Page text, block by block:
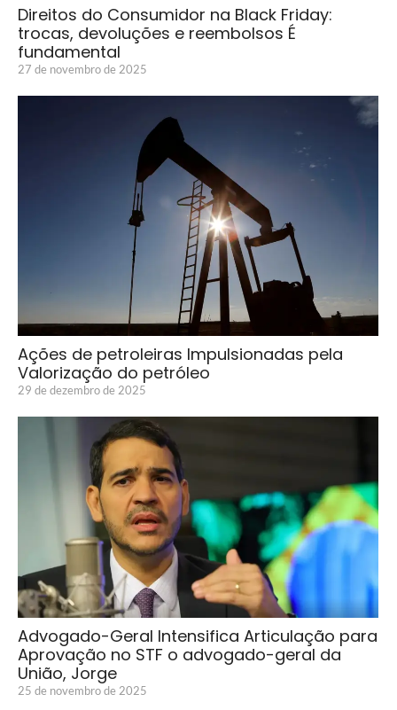
Direitos do Consumidor na Black Friday:
trocas, devoluções e reembolsos É
fundamental
27 de novembro de 2025
Ações de petroleiras Impulsionadas pela
Valorização do petróleo
29 de dezembro de 2025
Advogado-Geral Intensifica Articulação para
Aprovação no STF o advogado-geral da
União, Jorge
25 de novembro de 2025